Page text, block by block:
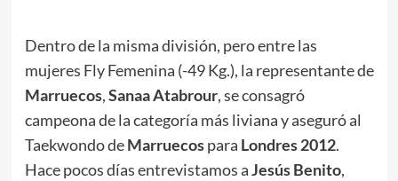
Dentro de la misma división, pero entre las
mujeres Fly Femenina (-49 Kg.), la representante de
Marruecos,Sanaa Atabrour, se consagró
campeona de la categoría más liviana y aseguró al
Taekwondo deMarruecospara Londres 2012.
Hace pocos días entrevistamos aJesús Benito,